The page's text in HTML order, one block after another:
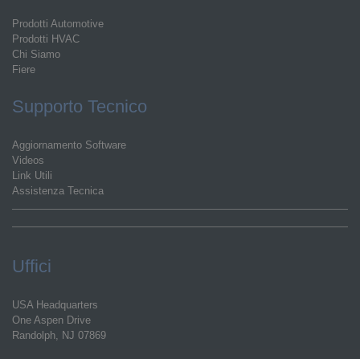
Prodotti Automotive
Prodotti HVAC
Chi Siamo
Fiere
Supporto Tecnico
Aggiornamento Software
Videos
Link Utili
Assistenza Tecnica
Uffici
USA Headquarters
One Aspen Drive
Randolph, NJ 07869